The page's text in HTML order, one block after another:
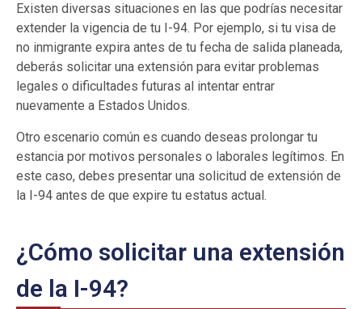
Existen diversas situaciones en las que podrías necesitar
extender la vigencia de tu I-94. Por ejemplo, si tu visa de
no inmigrante expira antes de tu fecha de salida planeada,
deberás solicitar una extensión para evitar problemas
legales o dificultades futuras al intentar entrar
nuevamente a Estados Unidos.
Otro escenario común es cuando deseas prolongar tu
estancia por motivos personales o laborales legítimos. En
este caso, debes presentar una solicitud de extensión de
la I-94 antes de que expire tu estatus actual.
¿Cómo solicitar una extensión
de la I-94?